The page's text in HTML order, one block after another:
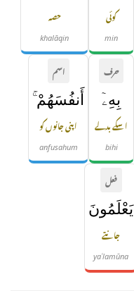
کوئی
min
حصہ
khalāqin
حرف
بِهِۦٓ
اسکے بدلے
bihi
اسم
أَنفُسَهُمْ ۚ
اپنی جانوں کو
anfusahum
فعل
يَعْلَمُونَ
جانتے
yaʿlamūna